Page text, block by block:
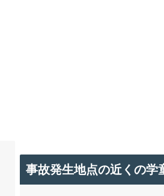
事故発生地点の近くの学